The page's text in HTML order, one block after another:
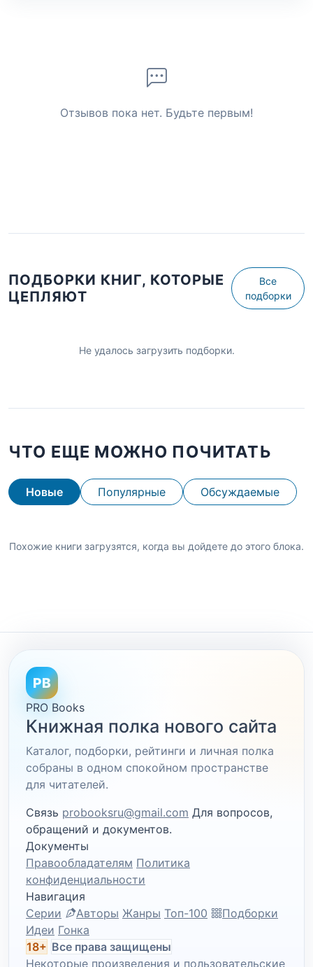
Отзывов пока нет. Будьте первым!
ПОДБОРКИ КНИГ, КОТОРЫЕ
ЦЕПЛЯЮТ
Все
подборки
Не удалось загрузить подборки.
ЧТО ЕЩЕ МОЖНО ПОЧИТАТЬ
Новые Популярные Обсуждаемые
Похожие книги загрузятся, когда вы дойдете до этого блока.
PB
PRO Books
Книжная полка нового сайта
Каталог, подборки, рейтинги и личная полка
собраны в одном спокойном пространстве
для читателей.
Связь probooksru@gmail.com Для вопросов,
обращений и документов.
Документы
Правообладателям Политика
конфиденциальности
Навигация
Серии
Авторы Жанры Топ-100
Подборки
Идеи Гонка
18+ Все права защищены
Некоторые произведения и пользовательские